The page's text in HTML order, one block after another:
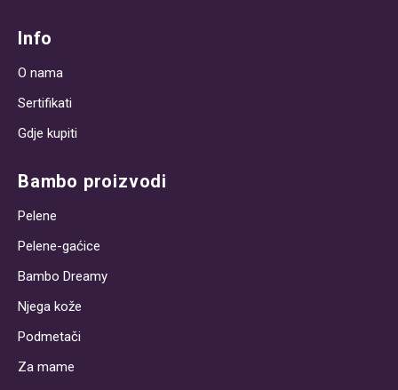
Info
O nama
Sertifikati
Gdje kupiti
Bambo proizvodi
Pelene
Pelene-gaćice
Bambo Dreamy
Njega kože
Podmetači
Za mame